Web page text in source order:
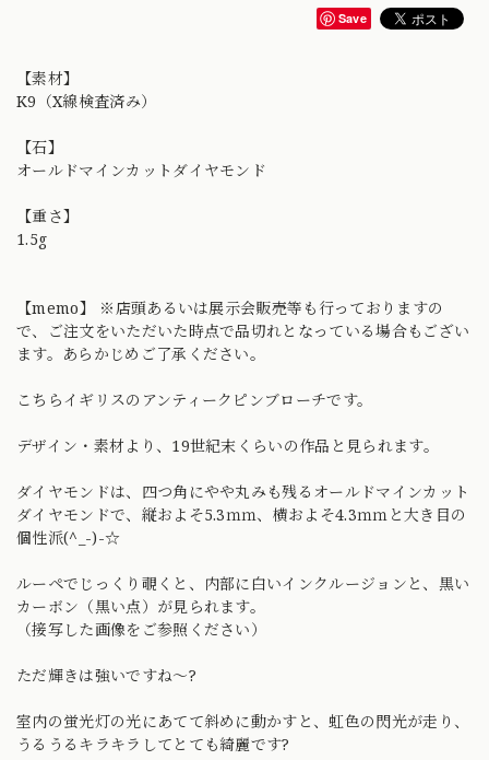
Save
【素材】
K9（X線検査済み）
【石】
オールドマインカットダイヤモンド
【重さ】
1.5g
【memo】 ※店頭あるいは展示会販売等も行っておりますの
で、ご注文をいただいた時点で品切れとなっている場合もござい
ます。あらかじめご了承ください。
こちらイギリスのアンティークピンブローチです。
デザイン・素材より、19世紀末くらいの作品と見られます。
ダイヤモンドは、四つ角にやや丸みも残るオールドマインカット
ダイヤモンドで、縦およそ5.3ｍｍ、横およそ4.3ｍｍと大き目の
個性派(^_-)-☆
ルーペでじっくり覗くと、内部に白いインクルージョンと、黒い
カーボン（黒い点）が見られます。
（接写した画像をご参照ください）
ただ輝きは強いですね〜?
室内の蛍光灯の光にあてて斜めに動かすと、虹色の閃光が走り、
うるうるキラキラしてとても綺麗です?